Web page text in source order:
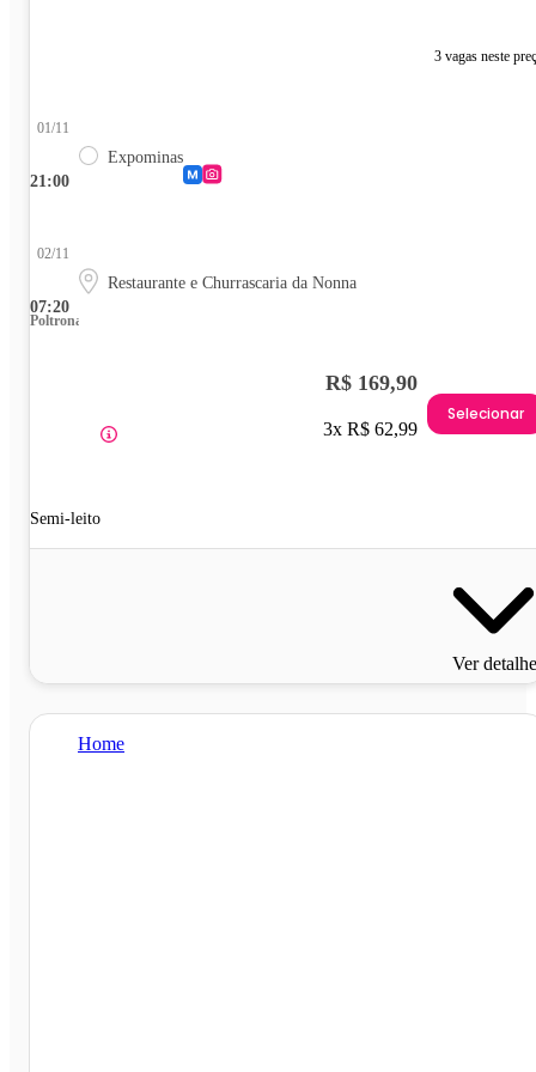
3 vagas neste
21:00
01/11
Expominas
07:20
02/11
Restaurante e Churrascaria da Nonna
Poltrona
Semi-leito
R$ 169,90
3x R$ 62,99
Selecionar
Ver
Home